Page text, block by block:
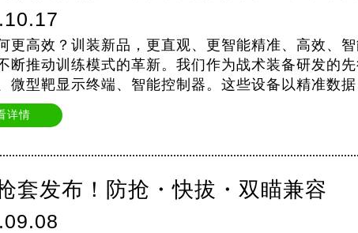
更高效？训装新品，更直观、更智能精准、高效、
断推动训练模式的革新。我们作为战术装备研发的
微型靶显示终端、智能控制器。这些设备以精准数
队对抗演练迈…
详情
套发布！防抢・快拔・双瞄兼容